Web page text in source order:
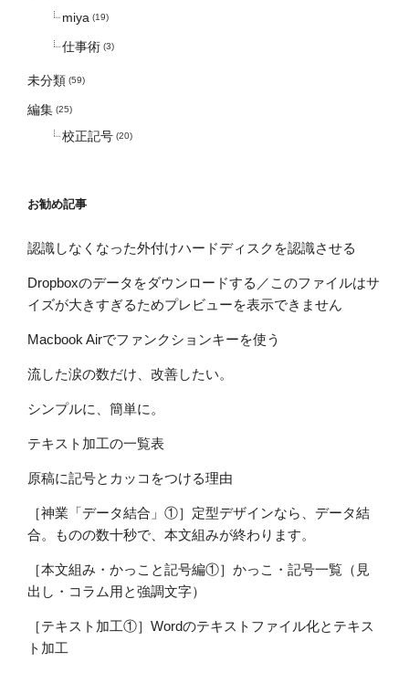
miya (19)
仕事術 (3)
未分類 (59)
編集 (25)
校正記号 (20)
お勧め記事
認識しなくなった外付けハードディスクを認識させる
Dropboxのデータをダウンロードする／このファイルはサ
イズが大きすぎるためプレビューを表示できません
Macbook Airでファンクションキーを使う
流した涙の数だけ、改善したい。
シンプルに、簡単に。
テキスト加工の一覧表
原稿に記号とカッコをつける理由
［神業「データ結合」①］定型デザインなら、データ結
合。ものの数十秒で、本文組みが終わります。
［本文組み・かっこと記号編①］かっこ・記号一覧（見
出し・コラム用と強調文字）
［テキスト加工①］Wordのテキストファイル化とテキス
ト加工